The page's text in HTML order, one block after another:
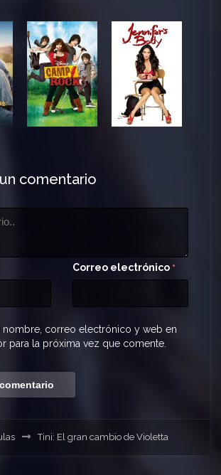
comentario
Correo electrónico *
nombre, correo electrónico y web en
para la próxima vez que comente.
Tini: El gran cambio de Violetta